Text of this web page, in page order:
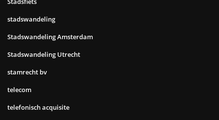
stadswandeling
Stadswandeling Amsterdam
Stadswandeling Utrecht
stamrecht bv
telecom
telefonisch acquisite